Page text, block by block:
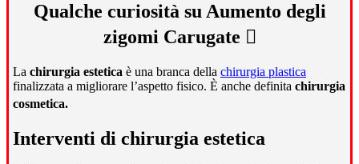
Qualche curiosità su Aumento degli
zigomi Carugate
La chirurgia estetica è una branca della chirurgia plastica
finalizzata a migliorare l’aspetto fisico. È anche definita chirurgia
cosmetica.
Interventi di chirurgia estetica